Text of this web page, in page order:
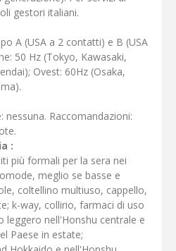
gestori italiani.
A (USA a 2 contatti) e B (USA
50 Hz (Tokyo, Kawasaki,
Ovest: 60Hz (Osaka,
nessuna. Raccomandazioni:
:
più formali per la sera nei
meglio se basse e
coltellino multiuso, cappello,
k-way, collirio, farmaci di uso
leggero nell'Honshu centrale e
Paese in estate;